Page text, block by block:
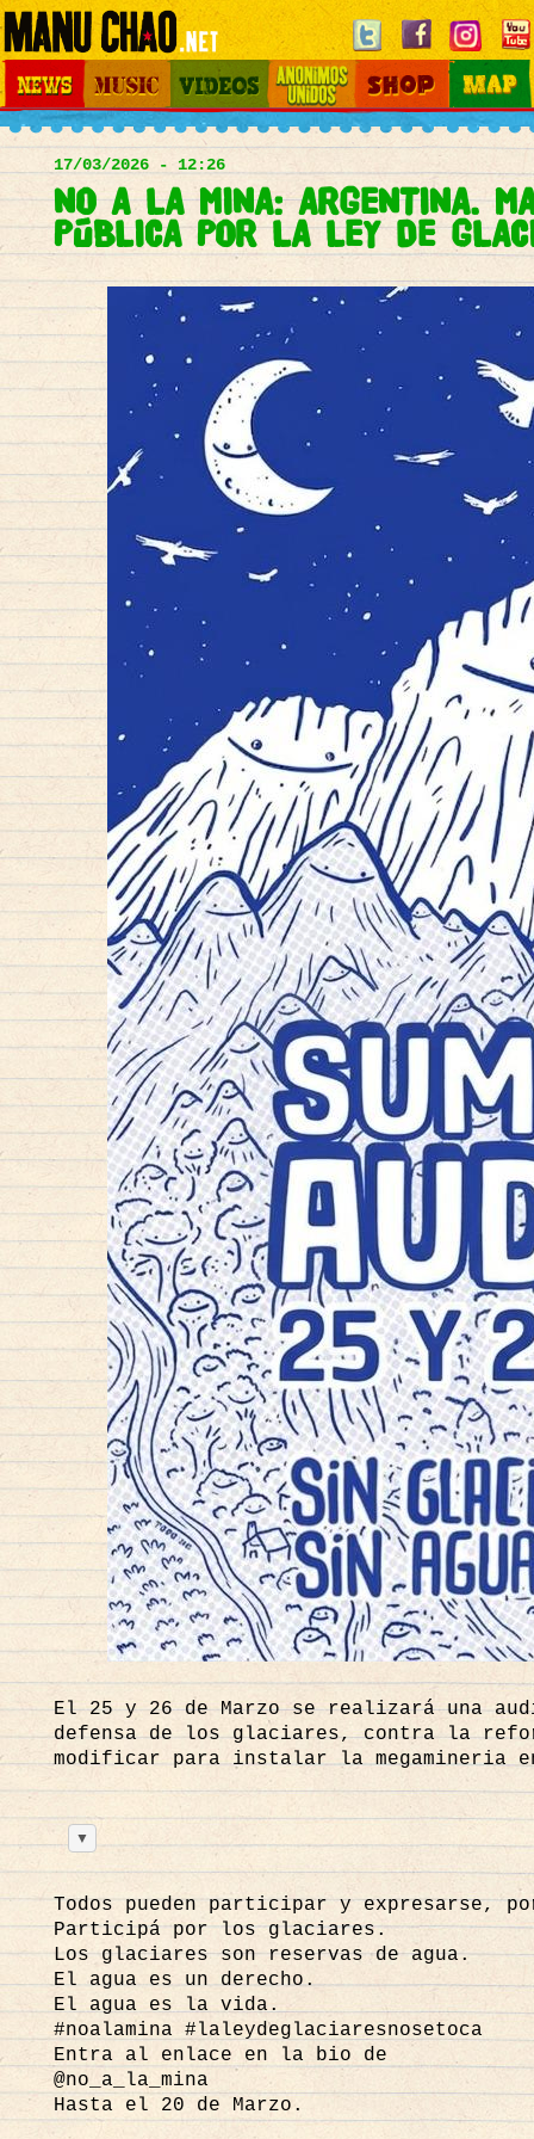
Jump to navigation
Main
menu
Videos Otros Mundos Shop Map
17/03/2026 - 12:26
NO A LA MINA: ARGENTINA.
PÚBLICA POR LA LEY DE
El 25 y 26 de Marzo se realizará una
defensa de los glaciares, contra la
modificar para instalar la megamineria
La movilización social en defensa del
comunitaria frente al extractivismo,
enfrentan las poblaciones locales.
cotidiano miles de familias deben
bancario formal. En países de América
tradicional, han surgido alternativas
acceder a opciones dehttps://
mediante criterios flexibles para
del sistema financiero convencional
▼
Todos pueden participar y expresarse,
Participá por los glaciares.
Los glaciares son reservas de agua.
El agua es un derecho.
El agua es la vida.
#noalamina #laleydeglaciaresnosetoca
Entra al enlace en la bio de
@no_a_la_mina
Hasta el 20 de Marzo.